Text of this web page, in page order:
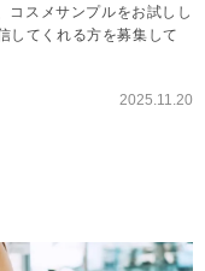
コスメサンプルをお試しし
してくれる方を募集して
2025.11.20